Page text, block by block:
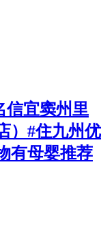
信宜窦州里
）#住九州优
有母婴推荐